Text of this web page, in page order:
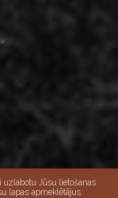
uzlabotu Jūsu lietošanas
lapas apmeklētājus.